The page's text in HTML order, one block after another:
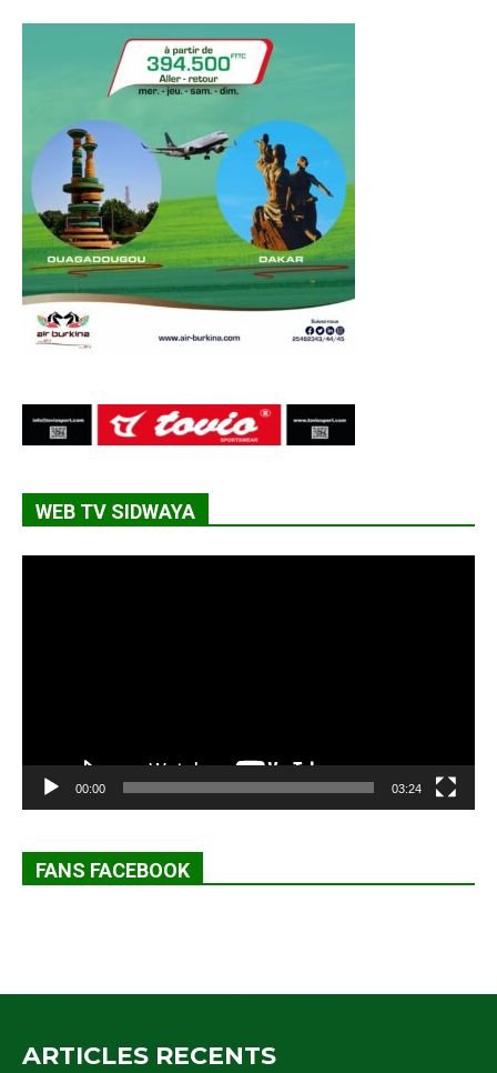
WEB TV SIDWAYA
00:00 03:24
FANS FACEBOOK
ARTICLES RECENTS